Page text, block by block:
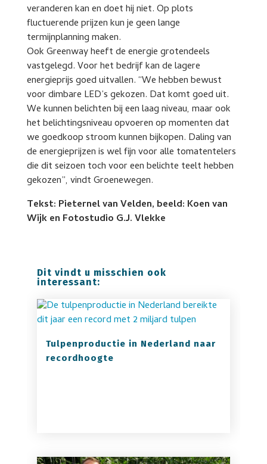
veranderen kan en doet hij niet. Op plots
fluctuerende prijzen kun je geen lange
termijnplanning maken.
Ook Greenway heeft de energie grotendeels
vastgelegd. Voor het bedrijf kan de lagere
energieprijs goed uitvallen. “We hebben bewust
voor dimbare LED’s gekozen. Dat komt goed uit.
We kunnen belichten bij een laag niveau, maar ook
het belichtingsniveau opvoeren op momenten dat
we goedkoop stroom kunnen bijkopen. Daling van
de energieprijzen is wel fijn voor alle tomatentelers
die dit seizoen toch voor een belichte teelt hebben
gekozen”, vindt Groenewegen.
Tekst: Pieternel van Velden, beeld: Koen van
Wijk en Fotostudio G.J. Vlekke
Dit vindt u misschien ook
interessant:
Tulpenproductie in Nederland naar
recordhoogte